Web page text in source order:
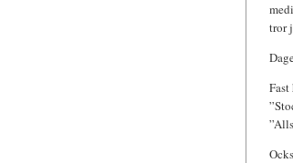
tror